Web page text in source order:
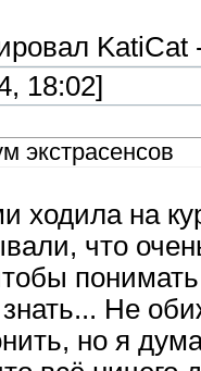
KatiCat
18:02]
экстрасенсов
ходила на
что
знать... Не
но я